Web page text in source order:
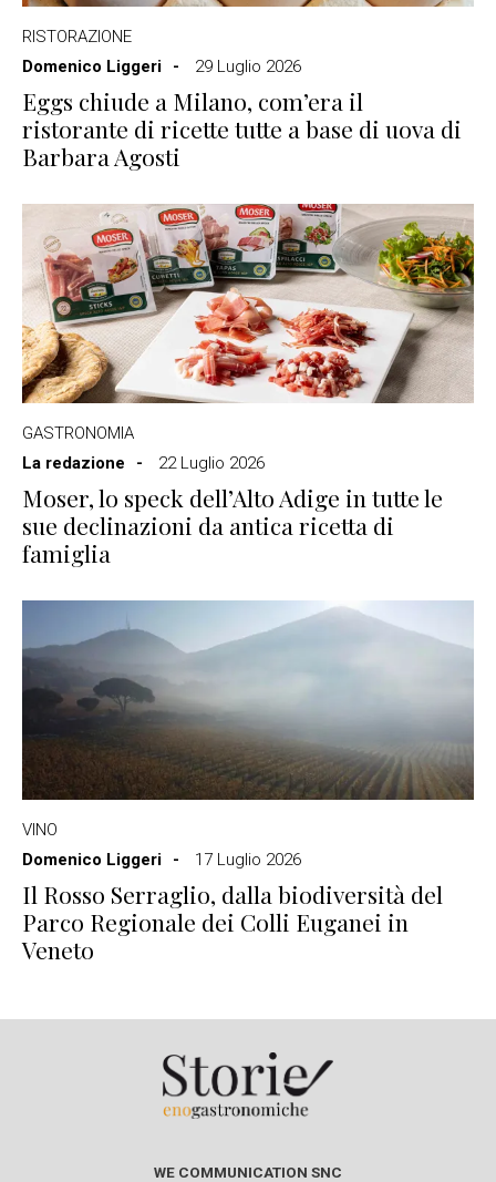
RISTORAZIONE
Domenico Liggeri
29 Luglio 2026
Eggs chiude a Milano, com’era il
ristorante di ricette tutte a base di uova di
Barbara Agosti
GASTRONOMIA
La redazione
22 Luglio 2026
Moser, lo speck dell’Alto Adige in tutte le
sue declinazioni da antica ricetta di
famiglia
VINO
Domenico Liggeri
17 Luglio 2026
Il Rosso Serraglio, dalla biodiversità del
Parco Regionale dei Colli Euganei in
Veneto
WE COMMUNICATION SNC